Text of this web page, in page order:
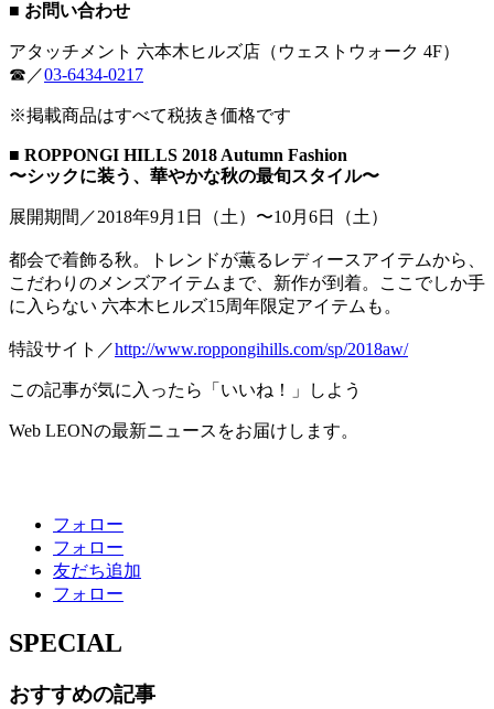
■ お問い合わせ
アタッチメント 六本木ヒルズ店（ウェストウォーク 4F）
☎︎／03-6434-0217
※掲載商品はすべて税抜き価格です
■ ROPPONGI HILLS 2018 Autumn Fashion
〜シックに装う、華やかな秋の最旬スタイル〜
展開期間／2018年9月1日（土）〜10月6日（土）
都会で着飾る秋。トレンドが薫るレディースアイテムから、
こだわりのメンズアイテムまで、新作が到着。ここでしか手
に入らない 六本木ヒルズ15周年限定アイテムも。
特設サイト／http://www.roppongihills.com/sp/2018aw/
この記事が気に入ったら「いいね！」しよう
Web LEONの最新ニュースをお届けします。
フォロー
フォロー
友だち追加
フォロー
SPECIAL
おすすめの記事